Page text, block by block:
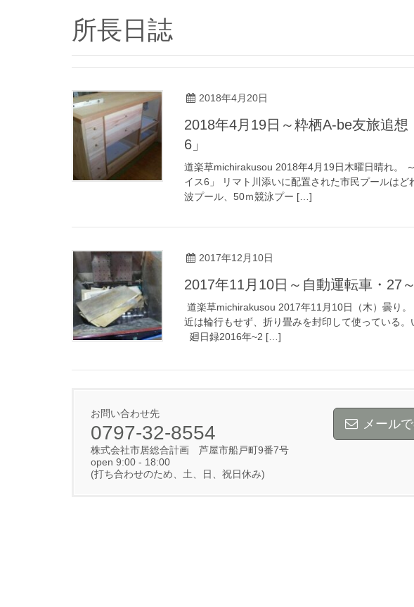
所長日誌
2018年4月20日
2018年4月19日～粋栖A-be友旅追
6」
道楽草michirakusou 2018年4月19日木曜日晴れ。
イス6」 リマト川添いに配置された市民プールは
波プール、50ｍ競泳プー […]
2017年12月10日
2017年11月10日～自動運転車・27
道楽草michirakusou 2017年11月10日（木）曇り
近は輪行もせず、折り畳みを封印して使っている。
廻日録2016年~2 […]
お問い合わせ先
0797-32-8554
株式会社市居総合計画 芦屋市船戸町9番7号
open 9:00 - 18:00
(打ち合わせのため、土、日、祝日休み)
メール